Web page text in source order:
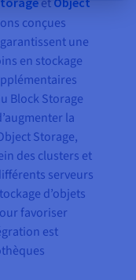
conçues
une
en stockage
Block Storage
la
Storage,
des clusters et
serveurs
d’objets
favoriser
est